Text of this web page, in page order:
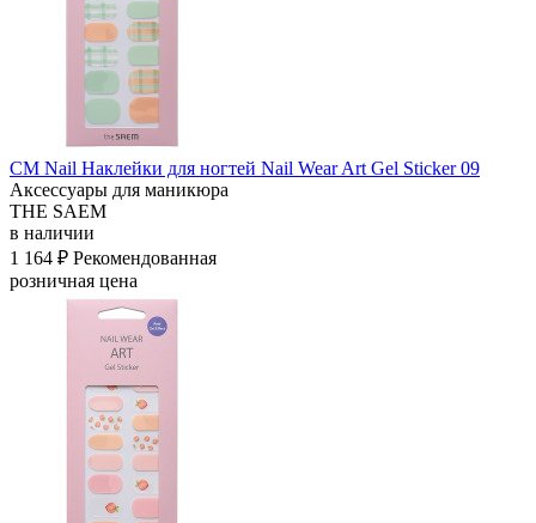
СМ Nail Наклейки для ногтей Nail Wear Art Gel Sticker 09
Аксессуары для маникюра
THE SAEM
в наличии
1 164 ₽ Рекомендованная
розничная цена